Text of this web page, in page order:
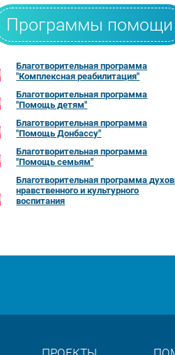
Программы помощи
Благотворительная программа
"Комплексная реабилитация"
Благотворительная программа
"Помощь детям"
Благотворительная программа
"Помощь Донбассу"
Благотворительная программа
"Помощь семьям"
Благотворительная программа
нравственного и культурного
воспитания